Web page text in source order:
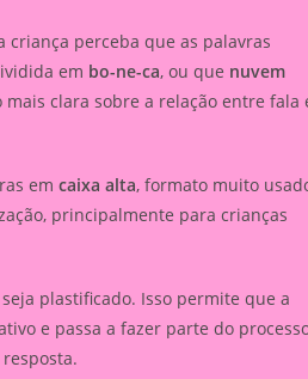
perceba que as palavras
em bo-ne-ca, ou que nuvem
clara sobre a relação entre fala
em caixa alta, formato muito
principalmente para crianças
plastificado. Isso permite que a
e passa a fazer parte do